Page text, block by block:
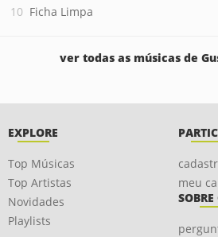
Ficha Limpa
ver todas as músicas de
EXPLORE
Top Músicas
Top Artistas
Novidades
Playlists
meu
SOBRE